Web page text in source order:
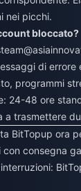
nei picchi.
bloccato?
di errore
programmi
24-48 ore
a trasmettere
BitTopup ora
con consegna